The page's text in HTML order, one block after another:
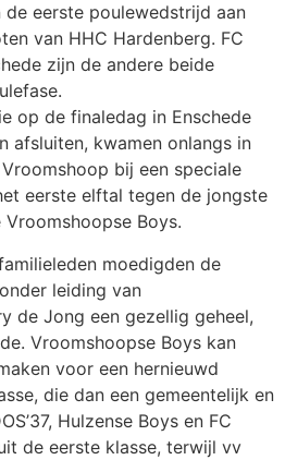
eerste poulewedstrijd aan
van HHC Hardenberg. FC
zijn de andere beide
op de finaledag in Enschede
afsluiten, kwamen onlangs in
bij een speciale
eerste elftal tegen de jongste
Boys.
moedigden de
leiding van
de Jong een gezellig geheel,
Vroomshoopse Boys kan
voor een hernieuwd
die dan een gemeentelijk en
Hulzense Boys en FC
de eerste klasse, terwijl vv